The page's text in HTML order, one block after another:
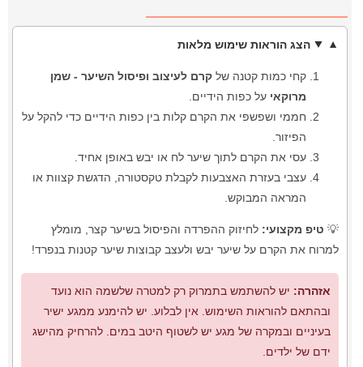
הצג הוראות שימוש מלאות
קחי כמות קטנה שלקרם לעיצוב ופיסול השיער - שמן
מרוקאי על כפות הידיים.
חממי ושפשפי את הקרם קלות בין כפות הידיים כדי להקל על
הפיזור.
עסי את הקרם לתוך שיער לח או יבש באופן אחיד.
עצבי בעזרת האצבעות לקבלת טקסטורה, הדגשת קצוות או
המראה המבוקש.
💡 טיפ מקצועי: לחיזוק ההפרדה והפיסול בשיער קצר, מומלץ
למרוח את הקרם על שיער יבש ולעצב קבוצות שיער קטנות בנפרד!
אזהרה: יש להשתמש בתמרוק רק למטרה שלשמה הוא נועד
ובהתאם להוראות השימוש. אין לבלוע. יש להימנע ממגע ישיר
בעיניים ובמקרה של מגע יש לשטוף היטב במים. להרחיק מהישג
ידם של ילדים.